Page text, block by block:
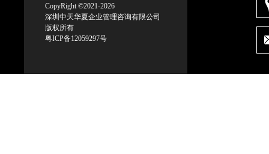
CopyRight ©2021-2026
深圳中天华夏企业管理咨询有限公司
版权所有
粤ICP备12059297号